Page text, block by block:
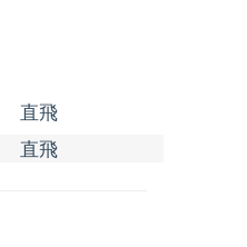
直飛
直飛